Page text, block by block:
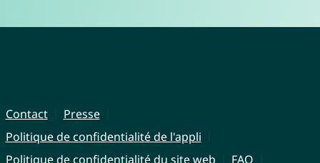
Contact
Presse
Politique de confidentialité de l'appli
Politique de confidentialité du site web
FAQ